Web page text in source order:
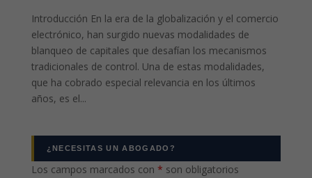
Introducción En la era de la globalización y el comercio
electrónico, han surgido nuevas modalidades de
blanqueo de capitales que desafían los mecanismos
tradicionales de control. Una de estas modalidades,
que ha cobrado especial relevancia en los últimos
años, es el...
¿NECESITAS UN ABOGADO?
Los campos marcados con * son obligatorios